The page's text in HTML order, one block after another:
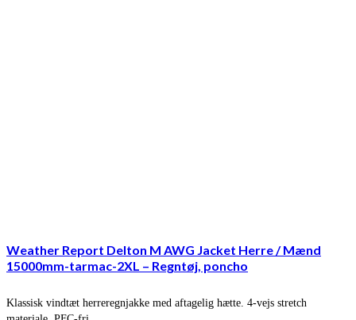
Weather Report Delton M AWG Jacket Herre / Mænd
15000mm-tarmac-2XL – Regntøj, poncho
Klassisk vindtæt herreregnjakke med aftagelig hætte. 4-vejs stretch